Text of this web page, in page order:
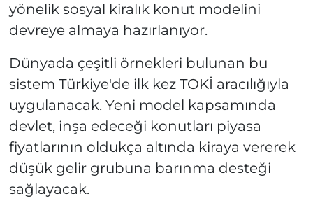
yönelik sosyal kiralık konut modelini
devreye almaya hazırlanıyor.
Dünyada çeşitli örnekleri bulunan bu
sistem Türkiye'de ilk kez TOKİ aracılığıyla
uygulanacak. Yeni model kapsamında
devlet, inşa edeceği konutları piyasa
fiyatlarının oldukça altında kiraya vererek
düşük gelir grubuna barınma desteği
sağlayacak.